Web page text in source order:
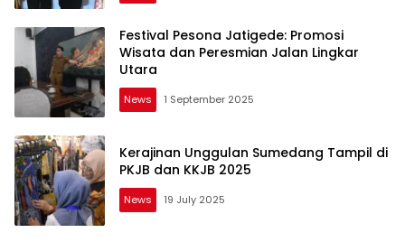
Festival Pesona Jatigede: Promosi
Wisata dan Peresmian Jalan Lingkar
Utara
News 1 September 2025
Kerajinan Unggulan Sumedang Tampil di
PKJB dan KKJB 2025
News 19 July 2025